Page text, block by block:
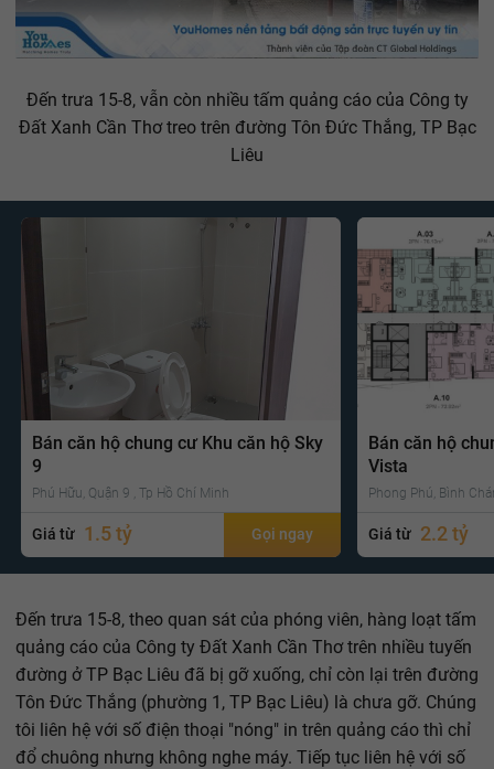
Đến trưa 15-8, vẫn còn nhiều tấm quảng cáo của Công ty
Đất Xanh Cần Thơ treo trên đường Tôn Đức Thắng, TP Bạc
Liêu
Bán căn hộ chung cư Khu căn hộ Sky
9
Phú Hữu, Quận 9 , Tp Hồ Chí Minh
Giá từ 1.5 tỷ Gọi ngay
Bán căn hộ
Vista
Phong Phú, Bình
Giá từ 2.2 tỷ
Đến trưa 15-8, theo quan sát của phóng viên, hàng loạt tấm
quảng cáo của Công ty Đất Xanh Cần Thơ trên nhiều tuyến
đường ở TP Bạc Liêu đã bị gỡ xuống, chỉ còn lại trên đường
Tôn Đức Thắng (phường 1, TP Bạc Liêu) là chưa gỡ. Chúng
tôi liên hệ với số điện thoại "nóng" in trên quảng cáo thì chỉ
đổ chuông nhưng không nghe máy. Tiếp tục liên hệ với số